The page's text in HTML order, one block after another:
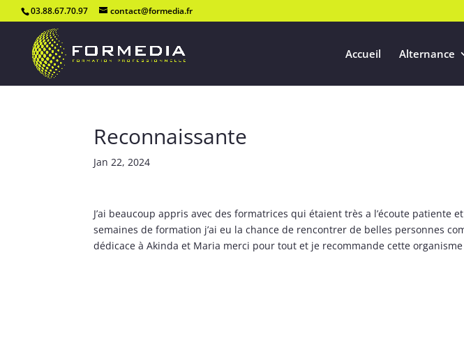
03.88.67.70.97 contact@formedia.fr
Accueil Alternance
Reconnaissante
Jan 22, 2024
J’ai beaucoup appris avec des formatrices qui étaient très a l’écoute patiente
semaines de formation j’ai eu la chance de rencontrer de belles personnes
dédicace à Akinda et Maria merci pour tout et je recommande cette